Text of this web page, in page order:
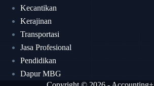
Kecantikan
Kerajinan
Transportasi
Jasa Profesional
Pendidikan
Dapur MBG